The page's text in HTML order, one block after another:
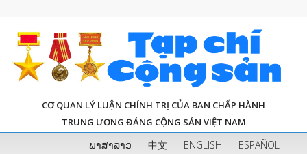
CƠ QUAN LÝ LUẬN CHÍNH TRỊ CỦA BAN CHẤP HÀNH
TRUNG ƯƠNG ĐẢNG CỘNG SẢN VIỆT NAM
ພາສາລາວ 中文 ENGLISH
ESPAÑOL